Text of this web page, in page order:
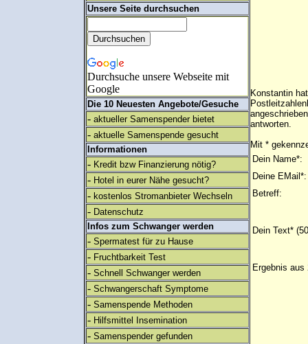
Unsere Seite durchsuchen
Durchsuche unsere Webseite mit
Google
Die 10 Neuesten Angebote/Gesuche
- aktueller Samenspender bietet
- aktuelle Samenspende gesucht
Informationen
- Kredit bzw Finanzierung nötig?
- Hotel in eurer Nähe gesucht?
- kostenlos Stromanbieter Wechseln
- Datenschutz
Infos zum Schwanger werden
- Spermatest für zu Hause
- Fruchtbarkeit Test
- Schnell Schwanger werden
- Schwangerschaft Symptome
- Samenspende Methoden
- Hilfsmittel Insemination
- Samenspender gefunden
Konstantin
antworten.
Mit *
Dein Name*:
Deine EMail*:
Betreff:
Dein Text*
Ergebnis aus